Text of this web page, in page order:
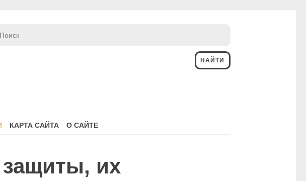
КАРТА САЙТА О САЙТЕ
защиты, их